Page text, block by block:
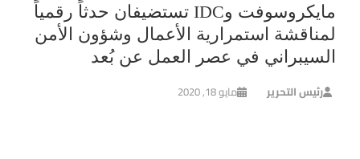
مايكروسوفت وIDC تستضيفان حدثاً رقمياً
لمناقشة استمرارية الأعمال وشؤون الأمن
السيبراني في عصر العمل عن بُعد
رئيس التحرير مايو 18, 2020